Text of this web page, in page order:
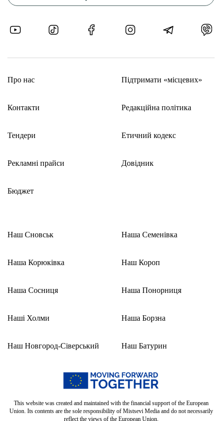
Про нас
Контакти
Тендери
Рекламні прайси
Бюджет
Підтримати «місцевих»
Редакційна політика
Етичний кодекс
Довідник
Наш Сновськ
Наша Корюківка
Наша Сосниця
Наші Холми
Наш Новгород-Сіверський
Наша Семенівка
Наш Короп
Наша Понорниця
Наша Борзна
Наш Батурин
This website was created and maintained with the financial support of the European
Union. Its contents are the sole responsibility of Mistsevi Media and do not necessarily
reflect the views of the European Union.